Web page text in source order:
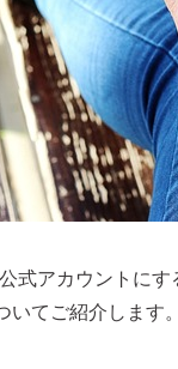
式アカウントにす
いてご紹介します。